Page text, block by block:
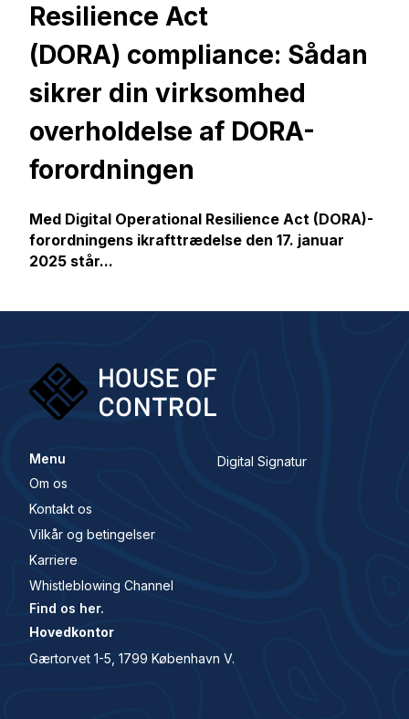
Resilience Act
(DORA) compliance: Sådan
sikrer din virksomhed
overholdelse af DORA-
forordningen
Med Digital Operational Resilience Act (DORA)-
forordningens ikrafttrædelse den 17. januar
2025 står...
Menu
Om os
Kontakt os
Vilkår og betingelser
Karriere
Whistleblowing Channel
Digital Signatur
Find os her.
Hovedkontor
Gærtorvet 1-5, 1799 København V.